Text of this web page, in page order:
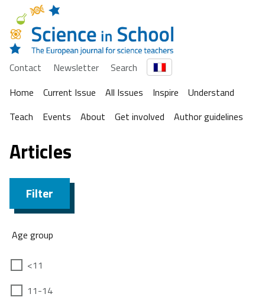
Contact Newsletter
Search
Home
Current Issue All Issues Inspire
Understand
Teach
Events About Get involved Author guidelines
Articles
Filter
Age group
<11
11-14